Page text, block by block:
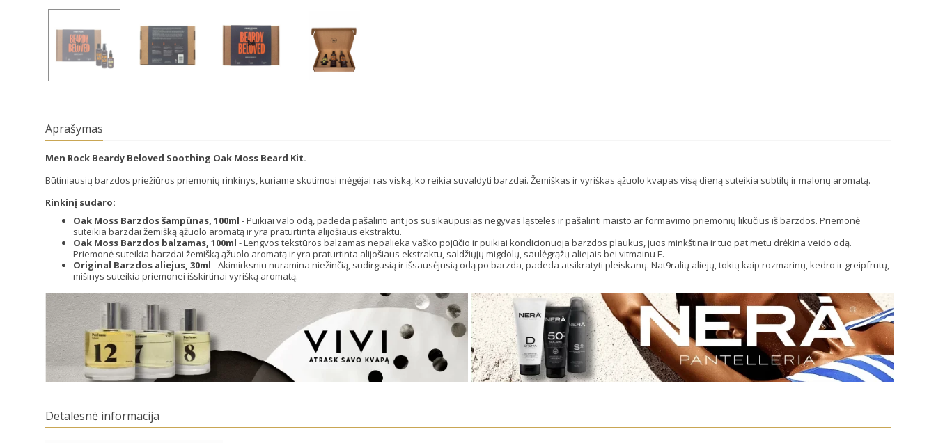
Aprašymas
Men Rock Beardy Beloved Soothing Oak Moss Beard Kit.
Būtiniausių barzdos priežiūros priemonių rinkinys, kuriame skutimosi mėgėjai ras viską, ko reikia suvaldyti barzdai. Žemiškas ir vyriškas ąžuolo kvapas visą dieną suteikia subtilų ir malonų aromatą.
Rinkinį sudaro:
Oak Moss Barzdos šampūnas, 100ml - Puikiai valo odą, padeda pašalinti ant jos susikaupusias negyvas ląsteles ir pašalinti maisto ar formavimo priemonių likučius iš barzdos. Priemonė
suteikia barzdai žemišką ąžuolo aromatą ir yra praturtinta alijošiaus ekstraktu.
Oak Moss Barzdos balzamas, 100ml - Lengvos tekstūros balzamas nepalieka vaško pojūčio ir puikiai kondicionuoja barzdos plaukus, juos minkština ir tuo pat metu drėkina veido odą.
Priemonė suteikia barzdai žemišką ąžuolo aromatą ir yra praturtinta alijošiaus ekstraktu, saldžiųjų migdolų, saulėgrąžų aliejais bei vitmainu E.
Original Barzdos aliejus, 30ml - Akimirksniu nuramina niežinčią, sudirgusią ir išsausėjusią odą po barzda, padeda atsikratyti pleiskanų. Nat9ralių aliejų, tokių kaip rozmarinų, kedro ir greipfrutų,
mišinys suteikia priemonei išskirtinai vyrišką aromatą.
Detalesnė informacija